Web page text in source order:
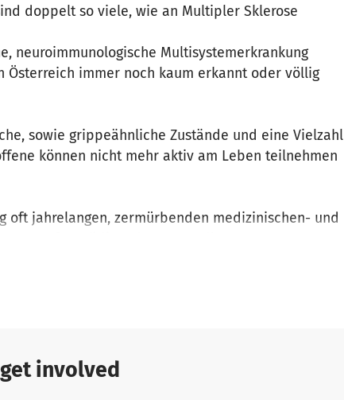
doppelt so viele, wie an Multipler Sklerose
neuroimmunologische Multisystemerkrankung
Österreich immer noch kaum erkannt oder völlig
sowie grippeähnliche Zustände und eine Vielzahl
können nicht mehr aktiv am Leben teilnehmen
jahrelangen, zermürbenden medizinischen- und
involved